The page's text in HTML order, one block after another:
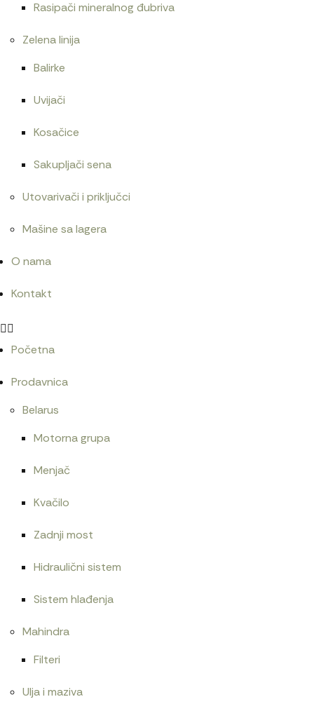
Rasipači mineralnog đubriva
Zelena linija
Balirke
Uvijači
Kosačice
Sakupljači sena
Utovarivači i priključci
Mašine sa lagera
O nama
Kontakt
Početna
Prodavnica
Belarus
Motorna grupa
Menjač
Kvačilo
Zadnji most
Hidraulični sistem
Sistem hlađenja
Mahindra
Filteri
Ulja i maziva